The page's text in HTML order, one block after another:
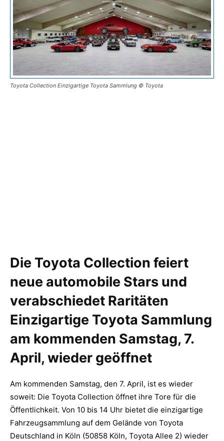
Toyota Collection Einzigartige Toyota Sammlung © Toyota
Die Toyota Collection feiert
neue automobile Stars und
verabschiedet Raritäten
Einzigartige Toyota Sammlung
am kommenden Samstag, 7.
April, wieder geöffnet
Am kommenden Samstag, den 7. April, ist es wieder
soweit: Die Toyota Collection öffnet ihre Tore für die
Öffentlichkeit. Von 10 bis 14 Uhr bietet die einzigartige
Fahrzeugsammlung auf dem Gelände von Toyota
Deutschland in Köln (50858 Köln, Toyota Allee 2) wieder